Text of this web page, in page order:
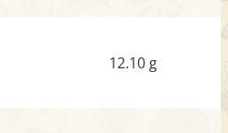
12.10 g